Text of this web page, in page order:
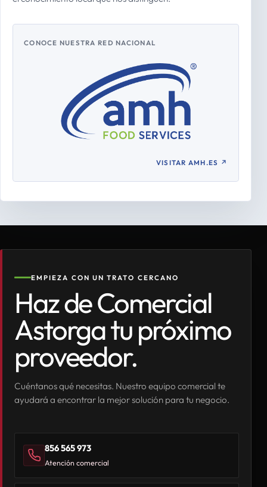
CONOCE NUESTRA RED NACIONAL
VISITAR AMH.ES ↗
EMPIEZA CON UN TRATO CERCANO
Haz de Comercial
Astorga tu próximo
proveedor.
Cuéntanos qué necesitas. Nuestro equipo comercial te
ayudará a encontrar la mejor solución para tu negocio.
856 565 973
Atención comercial